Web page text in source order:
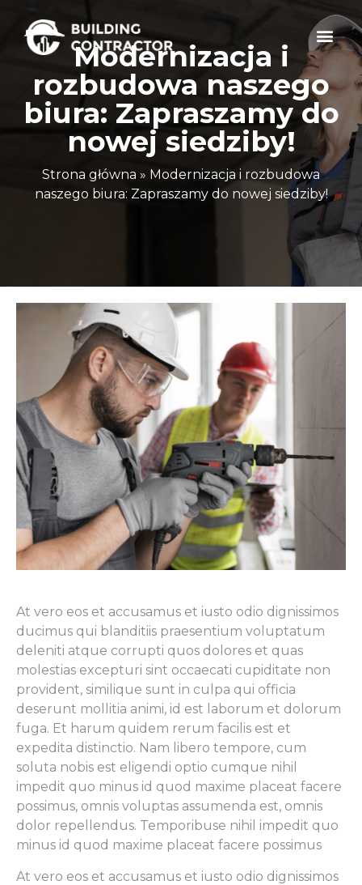
Modernizacja i
rozbudowa naszego
biura: Zapraszamy do
nowej siedziby!
Strona główna » Modernizacja i rozbudowa
naszego biura: Zapraszamy do nowej siedziby!
At vero eos et accusamus et iusto odio dignissimos
ducimus qui blanditiis praesentium voluptatum
deleniti atque corrupti quos dolores et quas
molestias excepturi sint occaecati cupiditate non
provident, similique sunt in culpa qui officia
deserunt mollitia animi, id est laborum et dolorum
fuga. Et harum quidem rerum facilis est et
expedita distinctio. Nam libero tempore, cum
soluta nobis est eligendi optio cumque nihil
impedit quo minus id quod maxime placeat facere
possimus, omnis voluptas assumenda est, omnis
dolor repellendus. Temporibuse nihil impedit quo
minus id quod maxime placeat facere possimus
At vero eos et accusamus et iusto odio dignissimos